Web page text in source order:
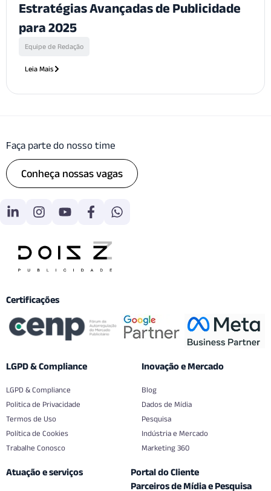
Estratégias Avançadas de Publicidade
para 2025
Equipe de Redação
Leia Mais
Faça parte do nosso time
Conheça nossas vagas
Certificações
LGPD & Compliance
LGPD & Compliance
Politica de Privacidade
Termos de Uso
Política de Cookies
Trabalhe Conosco
Inovação e Mercado
Blog
Dados de Mídia
Pesquisa
Indústria e Mercado
Marketing 360
Atuação e serviços
Portal do Cliente
Parceiros de Mídia e Pesquisa